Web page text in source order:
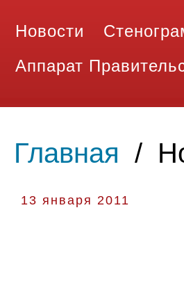
Новости
Аппарат
Главная /
13 января 2011